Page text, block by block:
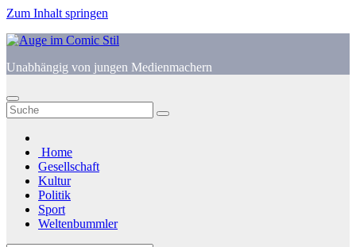
Zum Inhalt springen
Unabhängig von jungen Medienmachern
Home
Gesellschaft
Kultur
Politik
Sport
Weltenbummler